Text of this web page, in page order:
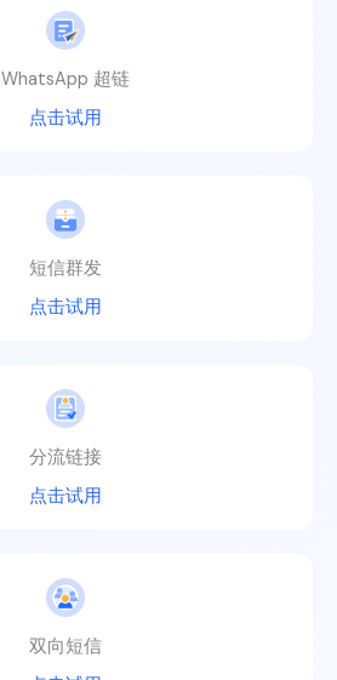
WhatsApp 超链
点击试用
短信群发
点击试用
分流链接
点击试用
双向短信